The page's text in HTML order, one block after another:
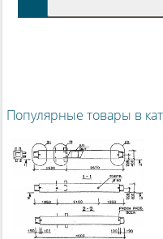
Популярные товары в